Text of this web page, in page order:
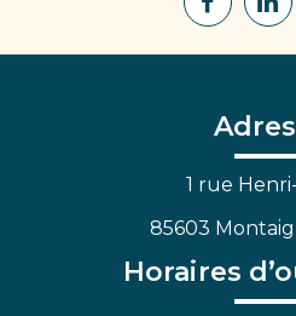
Lien
Facebook
Lien
1 rue
85603
Horaires